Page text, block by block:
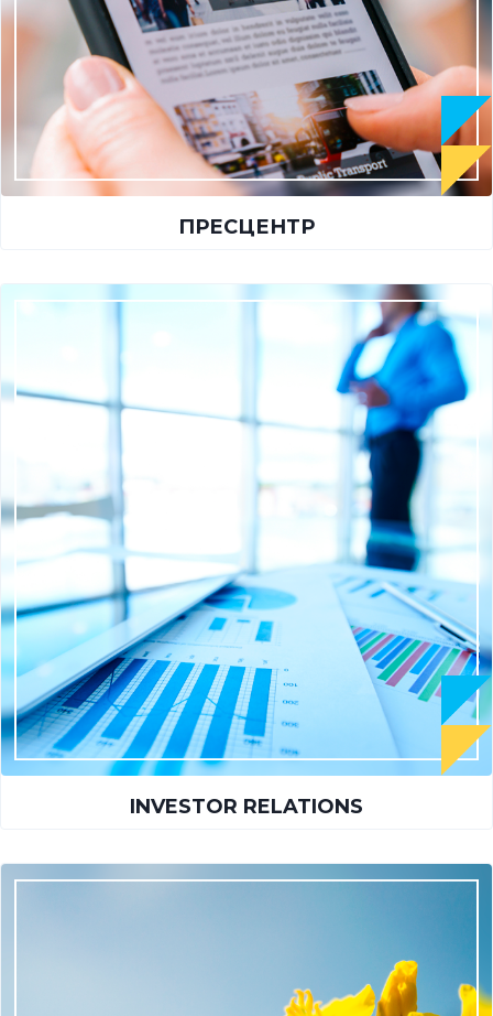
ПРЕСЦЕНТР​
INVESTOR RELATIONS